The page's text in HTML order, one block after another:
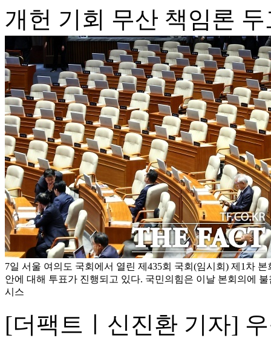
개헌 기회 무산 책임론
7일 서울 여의도 국회에서 열린 제435회 국회(임시회) 제1차
안에 대해 투표가 진행되고 있다. 국민의힘은 이날 본회의에
시스
[더팩트ㅣ신진환 기자]